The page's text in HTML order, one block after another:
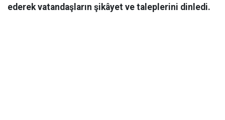
ederek vatandaşların şikâyet ve taleplerini dinledi.